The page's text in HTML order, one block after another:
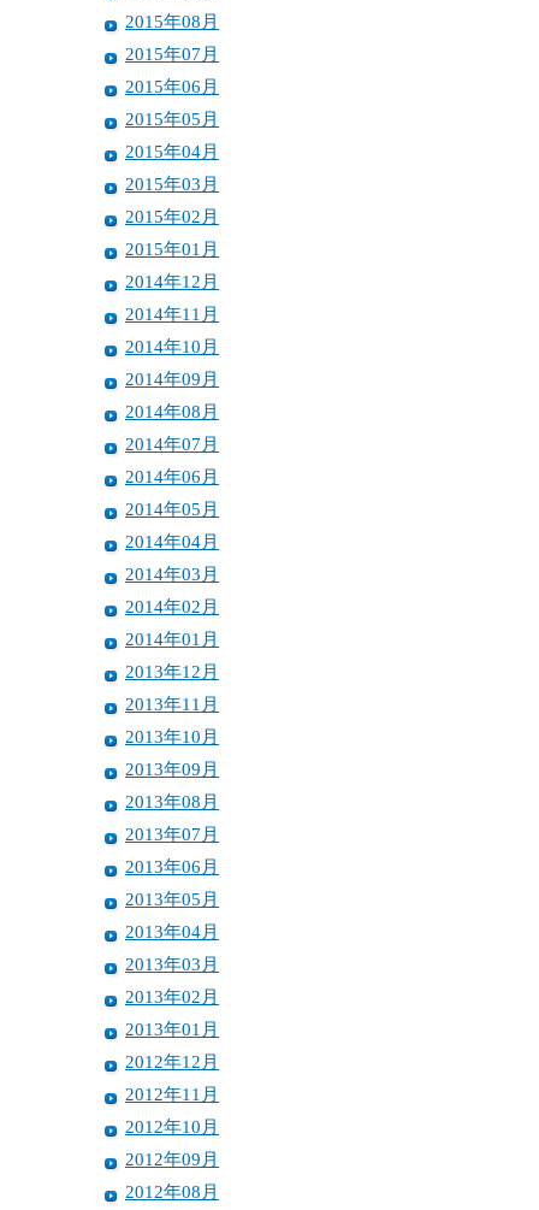
2015年08月
2015年07月
2015年06月
2015年05月
2015年04月
2015年03月
2015年02月
2015年01月
2014年12月
2014年11月
2014年10月
2014年09月
2014年08月
2014年07月
2014年06月
2014年05月
2014年04月
2014年03月
2014年02月
2014年01月
2013年12月
2013年11月
2013年10月
2013年09月
2013年08月
2013年07月
2013年06月
2013年05月
2013年04月
2013年03月
2013年02月
2013年01月
2012年12月
2012年11月
2012年10月
2012年09月
2012年08月